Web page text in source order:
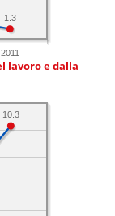
2011
1.3
lavoro e dalla
10.3